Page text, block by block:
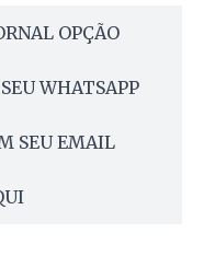
OPÇÃO
WHATSAPP
SEU EMAIL